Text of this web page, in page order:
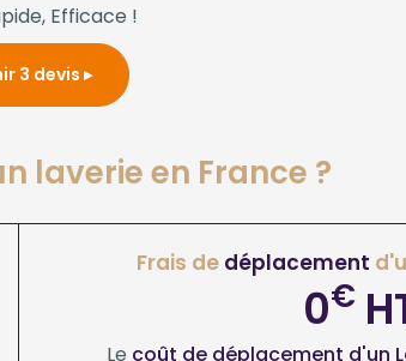
Efficace !
3 devis
laverie en France ?
Frais de déplacement
0€
Le coût de déplacement d'un